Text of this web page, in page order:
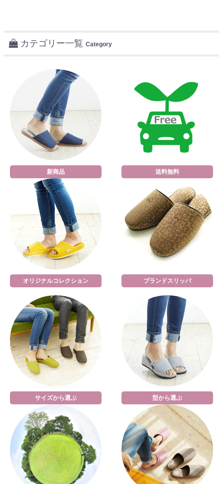
カテゴリー一覧 Category
新商品 送料無料
オリジナルコレクション ブランドスリッパ
サイズから選ぶ 型から選ぶ